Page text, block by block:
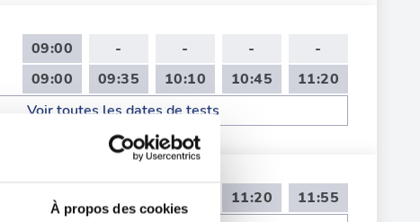
À propos des cookies
09:00 - - - -
09:00 09:35 10:10 10:45
11:20
Voir toutes les dates de tests
09:35 11:20
11:55